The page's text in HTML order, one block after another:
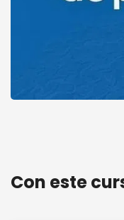
Con este